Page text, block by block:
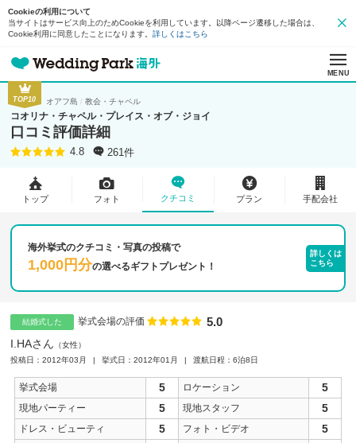
Cookieの利用について
当サイトはサービス向上のためCookieを利用しています。以降ページ遷移した場合は、
Cookie利用に同意したことになります。 詳しくはこちら
MENU
TOP10 オアフ島 教会・チャペル
コオリナ・チャペル・プレイス・オブ・ジョイ
口コミ評価詳細
4.8 261件
トップ フォト クチコミ プラン 手配会社
海外挙式のクチコミ・写真の投稿で
1,000円分の選べるギフトプレゼント！
詳しくは
こちら
結婚式した 挙式会場の評価 点数
5.0
I.HAさん
女性
投稿日：2012年03月
挙式日：2012年01月 渡航日程：6泊8日
挙式会場 5 ロケーション 5
現地パーティー 5 現地スタッフ 5
ドレス・ビューティ 5 フォト・ビデオ 5